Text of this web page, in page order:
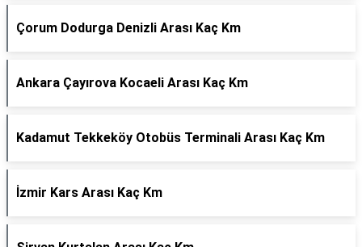
Çorum Dodurga Denizli Arası Kaç Km
Ankara Çayırova Kocaeli Arası Kaç Km
Kadamut Tekkeköy Otobüs Terminali Arası Kaç Km
İzmir Kars Arası Kaç Km